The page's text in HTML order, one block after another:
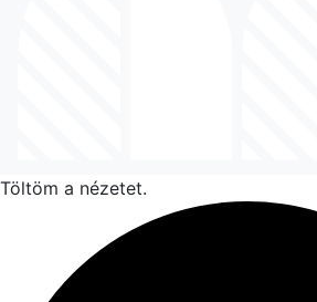
Töltöm a nézetet.